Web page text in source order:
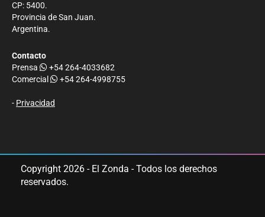
CP: 5400.
Provincia de San Juan.
Argentina.
Contacto
Prensa
+54 264-4033682
Comercial
+54 264-4998755
- Privacidad
Copyright 2026 - El Zonda - Todos los derechos
reservados.